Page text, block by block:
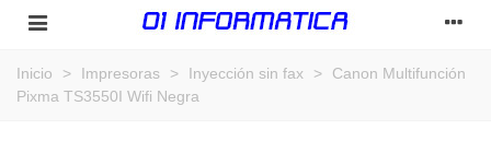
Inicio > Impresoras > Inyección sin fax >
Canon Multifunción
Pixma TS3550I Wifi Negra